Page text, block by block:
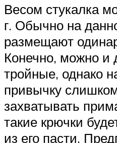
Весом стукалка
г. Обычно на
размещают
Конечно, можно и
тройные, однако
привычку
захватывать
такие крючки
из его пасти.